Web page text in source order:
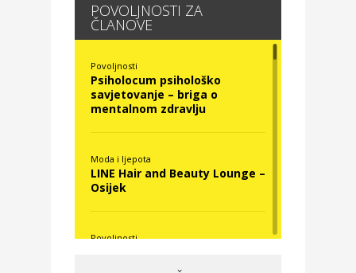
POVOLJNOSTI ZA
ČLANOVE
Povoljnosti
Psiholocum psihološko
savjetovanje – briga o
mentalnom zdravlju
Moda i ljepota
LINE Hair and Beauty Lounge –
Osijek
Povoljnosti